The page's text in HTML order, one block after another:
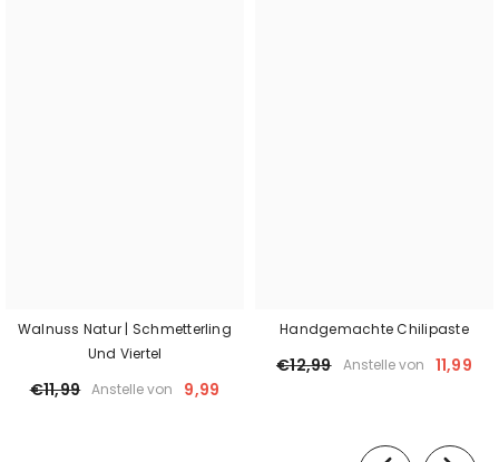
Walnuss Natur | Schmetterling
Und Viertel
€11,99 Anstelle von 9,99
Handgemachte Chilipaste
€12,99 Anstelle von 11,99